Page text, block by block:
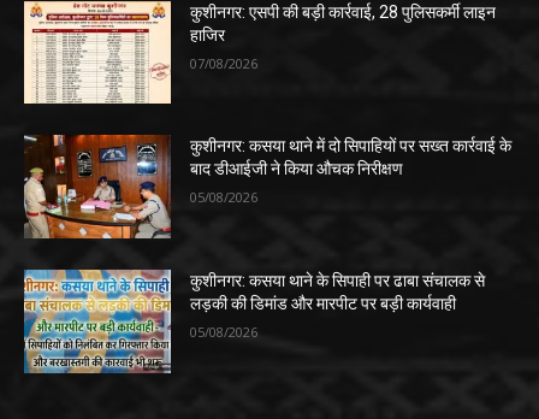
कुशीनगर: एसपी की बड़ी कार्रवाई, 28 पुलिसकर्मी लाइन
हाजिर
07/08/2026
कुशीनगर: कसया थाने में दो सिपाहियों पर सख्त कार्रवाई के
बाद डीआईजी ने किया औचक निरीक्षण
05/08/2026
कुशीनगर: कसया थाने के सिपाही पर ढाबा संचालक से
लड़की की डिमांड और मारपीट पर बड़ी कार्यवाही
05/08/2026